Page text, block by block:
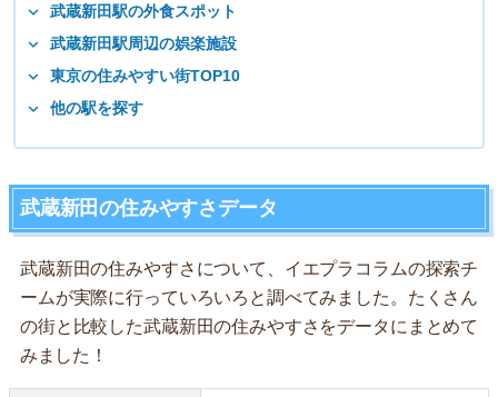
武蔵新田駅の外食スポット
武蔵新田駅周辺の娯楽施設
東京の住みやすい街TOP10
他の駅を探す
武蔵新田の住みやすさデータ
武蔵新田の住みやすさについて、イエプラコラムの探索チ
ームが実際に行っていろいろと調べてみました。たくさん
の街と比較した武蔵新田の住みやすさをデータにまとめて
みました！